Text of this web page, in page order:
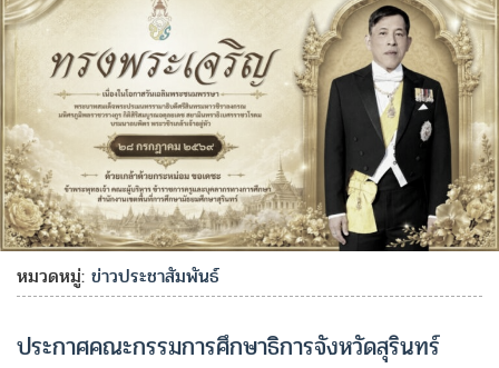
หมวดหมู่:ข่าวประชาสัมพันธ์
ประกาศคณะกรรมการศึกษาธิการจังหวัดสุรินทร์